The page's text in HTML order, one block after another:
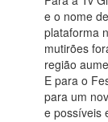
e o nome
plataforma
mutirões
região
E para o
para um
e possíveis